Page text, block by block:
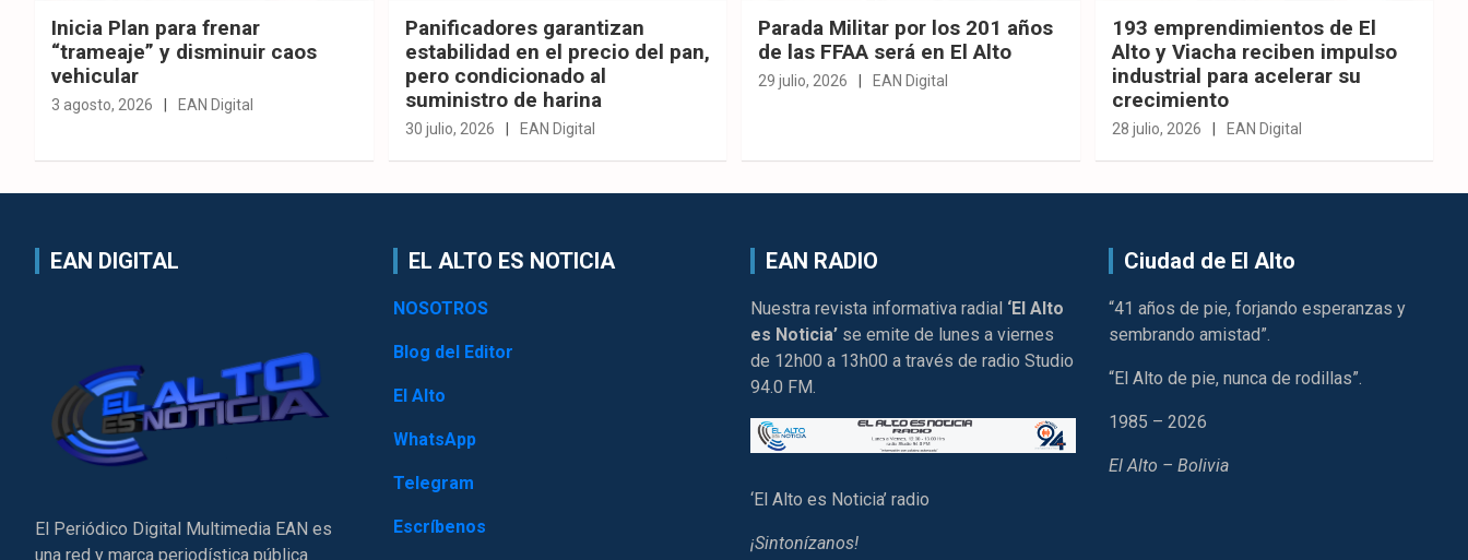
Inicia Plan para frenar
“trameaje” y disminuir caos
vehicular
3 agosto, 2026 EAN Digital
Panificadores garantizan
estabilidad en el precio del pan,
pero condicionado al
suministro de harina
30 julio, 2026 EAN Digital
Parada Militar por los 201 años
de las FFAA será en El Alto
29 julio, 2026 EAN Digital
193 emprendimientos de El
Alto y Viacha reciben impulso
industrial para acelerar su
crecimiento
28 julio, 2026 EAN Digital
EAN DIGITAL
El Periódico Digital Multimedia EAN es
una red y marca periodística pública
EL ALTO ES NOTICIA
NOSOTROS
Blog del Editor
El Alto
WhatsApp
Telegram
Escríbenos
EAN RADIO
Nuestra revista informativa radial ‘El Alto
es Noticia’ se emite de lunes a viernes
de 12h00 a 13h00 a través de radio Studio
94.0 FM.
‘El Alto es Noticia’ radio
¡Sintonízanos!
Ciudad de El Alto
“41 años de pie, forjando esperanzas y
sembrando amistad”.
“El Alto de pie, nunca de rodillas”.
1985 – 2026
El Alto – Bolivia